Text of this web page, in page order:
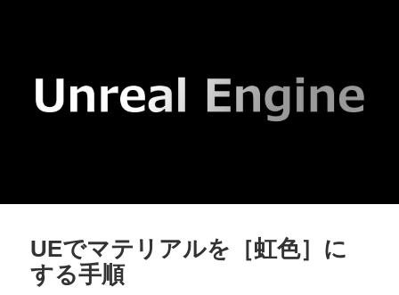
UEでマテリアルを［虹色］に
する手順